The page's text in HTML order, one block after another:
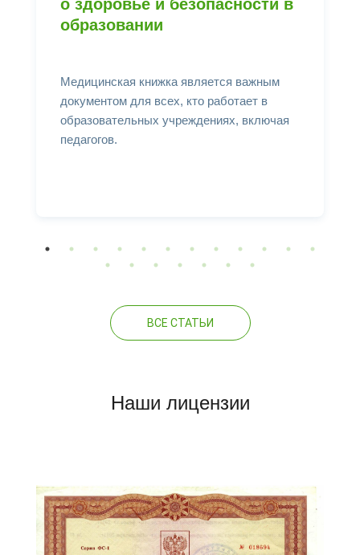
о здоровье и безопасности в
образовании
Медицинская книжка является важным
документом для всех, кто работает в
образовательных учреждениях, включая
педагогов.
ВСЕ СТАТЬИ
Наши лицензии